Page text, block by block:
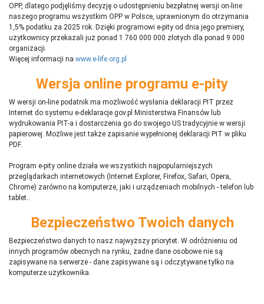
OPP, dlatego podjęliśmy decyzję o udostępnieniu bezpłatnej wersji on-line
naszego programu wszystkim OPP w Polsce, uprawnionym do otrzymania
1,5% podatku za 2025 rok. Dzięki programowi e-pity od dnia jego premiery,
użytkownicy przekazali już ponad 1 760 000 000 złotych dla ponad 9 000
organizacji.
Więcej informacji na www.e-life.org.pl
Wersja online programu e-pity
W wersji on-line podatnik ma możliwość wysłania deklaracji PIT przez
Internet do systemu e-deklaracje.gov.pl Ministerstwa Finansów lub
wydrukowania PIT-a i dostarczenia go do swojego US tradycyjnie w wersji
papierowej. Możliwe jest także zapisanie wypełnionej deklaracji PIT w pliku
PDF.
Program e-pity online działa we wszystkich najpopularniejszych
przeglądarkach internetowych (Internet Explorer, Firefox, Safari, Opera,
Chrome) zarówno na komputerze, jaki i urządzeniach mobilnych - telefon lub
tablet..
Bezpieczeństwo Twoich danych
Bezpieczeństwo danych to nasz najwyższy priorytet. W odróżnieniu od
innych programów obecnych na rynku, żadne dane osobowe nie są
zapisywane na serwerze - dane zapisywane są i odczytywane tylko na
komputerze użytkownika.